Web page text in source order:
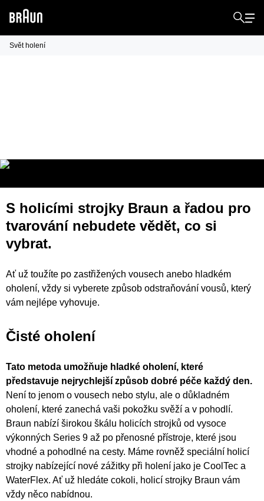
Svět holení
S holicími strojky Braun a řadou pro
tvarování nebudete vědět, co si
vybrat.
Ať už toužíte po zastřižených vousech anebo hladkém
oholení, vždy si vyberete způsob odstraňování vousů, který
vám nejlépe vyhovuje.
Čisté oholení
Tato metoda umožňuje hladké oholení, které
představuje nejrychlejší způsob dobré péče každý den.
Není to jenom o vousech nebo stylu, ale o důkladném
oholení, které zanechá vaši pokožku svěží a v pohodlí.
Braun nabízí širokou škálu holicích strojků od vysoce
výkonných Series 9 až po přenosné přístroje, které jsou
vhodné a pohodlné na cesty. Máme rovněž speciální holicí
strojky nabízející nové zážitky při holení jako je CoolTec a
WaterFlex. Ať už hledáte cokoli, holicí strojky Braun vám
vždy něco nabídnou.